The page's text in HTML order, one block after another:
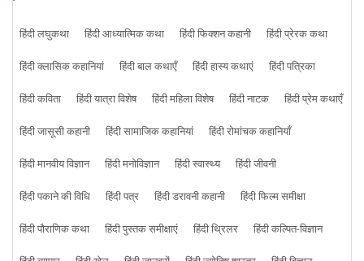
हिंदी लघुकथा हिंदी आध्यात्मिक कथा हिंदी फिक्शन कहानी
हिंदी प्रेरक कथा
हिंदी क्लासिक कहानियां
हिंदी बाल कथाएँ हिंदी हास्य कथाएं
हिंदी पत्रिका
हिंदी कविता
हिंदी यात्रा विशेष हिंदी महिला विशेष हिंदी नाटक
हिंदी प्रेम कथाएँ
हिंदी जासूसी कहानी
हिंदी सामाजिक कहानियां
हिंदी रोमांचक कहानियाँ
हिंदी मानवीय विज्ञान
हिंदी मनोविज्ञान हिंदी स्वास्थ्य
हिंदी जीवनी
हिंदी पकाने की विधि
हिंदी पत्र हिंदी डरावनी कहानी
हिंदी फिल्म समीक्षा
हिंदी पौराणिक कथा
हिंदी पुस्तक समीक्षाएं हिंदी थ्रिलर
हिंदी कल्पित-विज्ञान